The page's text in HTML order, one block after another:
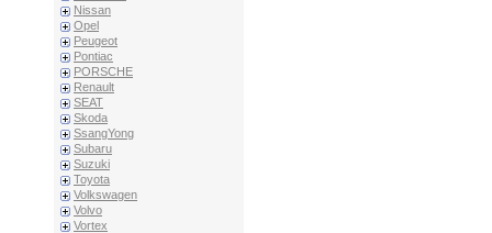
Nissan
Opel
Peugeot
Pontiac
PORSCHE
Renault
SEAT
Skoda
SsangYong
Subaru
Suzuki
Toyota
Volkswagen
Volvo
Vortex